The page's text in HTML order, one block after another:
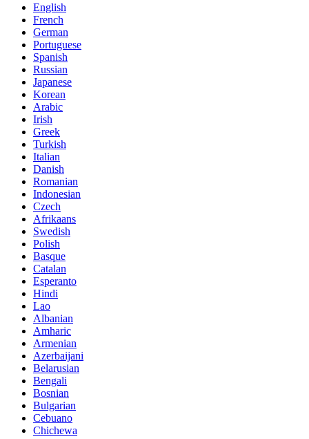
English
French
German
Portuguese
Spanish
Russian
Japanese
Korean
Arabic
Irish
Greek
Turkish
Italian
Danish
Romanian
Indonesian
Czech
Afrikaans
Swedish
Polish
Basque
Catalan
Esperanto
Hindi
Lao
Albanian
Amharic
Armenian
Azerbaijani
Belarusian
Bengali
Bosnian
Bulgarian
Cebuano
Chichewa